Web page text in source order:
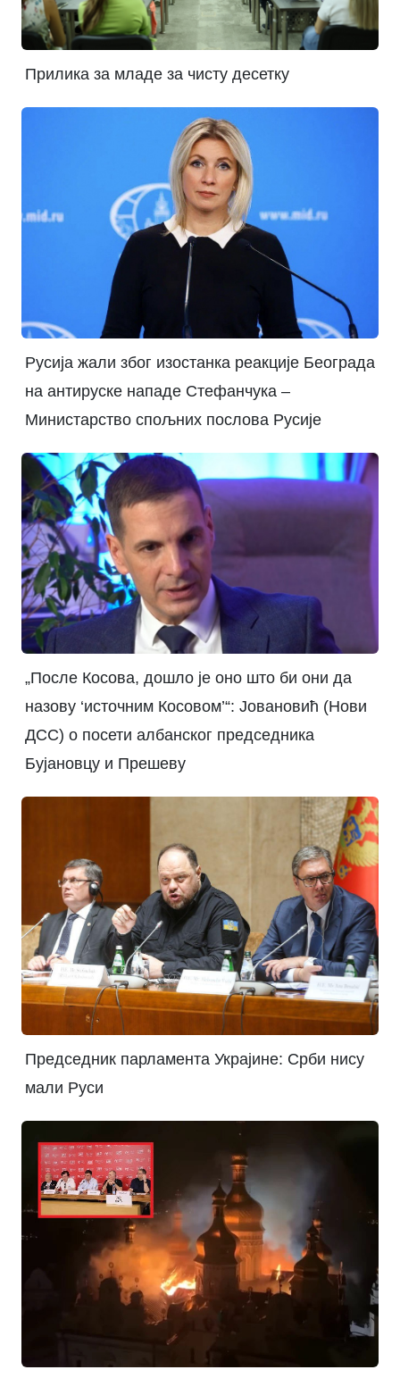
Прилика за младе за чисту десетку
Русија жали због изостанка реакције Београда
на антируске нападе Стефанчука –
Министарство спољних послова Русије
„После Косова, дошло је оно што би они да
назову ‘источним Косовом’“: Јовановић (Нови
ДСС) о посети албанског председника
Бујановцу и Прешеву
Председник парламента Украјине: Срби нису
мали Руси